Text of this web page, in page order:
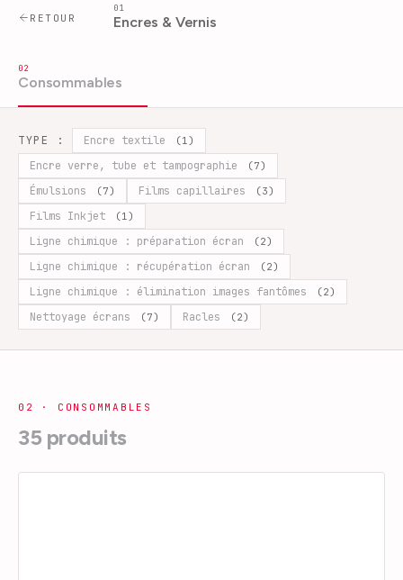
RETOUR
01
Encres & Vernis
02
Consommables
TYPE : Encre textile (1)
Encre verre, tube et tampographie (7)
Émulsions (7) Films capillaires (3)
Films Inkjet (1)
Ligne chimique : préparation écran (2)
Ligne chimique : récupération écran (2)
Ligne chimique : élimination images fantômes (2)
Nettoyage écrans (7) Racles (2)
02 · CONSOMMABLES
35 produits